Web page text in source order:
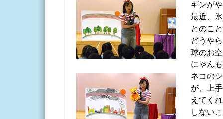
ギンが
最近、
とのこ
どうや
球のお
にゃん
ネコの
が、上
えてく
しない